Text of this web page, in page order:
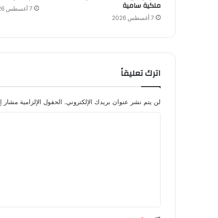
ملكية سامية
7 أغسطس 2026
7 أغسطس 2026
اترك تعليقاً
لن يتم نشر عنوان بريدك الإلكتروني. الحقول الإلزامية مشار
ق